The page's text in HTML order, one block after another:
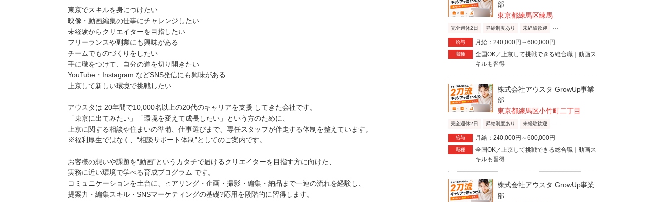
東京でスキルを身につけたい
映像・動画編集の仕事にチャレンジしたい
未経験からクリエイターを目指したい
フリーランスや副業にも興味がある
チームでものづくりをしたい
手に職をつけて、自分の道を切り開きたい
YouTube・Instagram などSNS発信にも興味がある
上京して新しい環境で挑戦したい
アウスタは 20年間で10,000名以上の20代のキャリアを支援 してきた会社です。
「東京に出てみたい」「環境を変えて成長したい」という方のために、
上京に関する相談や住まいの準備、仕事選びまで、専任スタッフが伴走する体制を整えています。
※福利厚生ではなく、“相談サポート体制”としてのご案内です。
お客様の想いや課題を“動画”というカタチで届けるクリエイターを目指す方に向けた、
実務に近い環境で学べる育成プログラム です。
コミュニケーションを土台に、ヒアリング・企画・撮影・編集・納品まで一連の流れを経験し、
提案力・編集スキル・SNSマーケティングの基礎?応用を段階的に習得します。
部
東京都練馬区練馬
完全週休2日 昇給制度あり 未経験歓迎
給与 月給：240,000円～600,000円
職種
全国OK／上京して挑戦できる総合職｜動画ス
キルも習得
株式会社アウスタ GrowUp事業
部
東京都練馬区小竹町二丁目
完全週休2日 昇給制度あり 未経験歓迎
給与 月給：240,000円～600,000円
職種
全国OK／上京して挑戦できる総合職｜動画ス
キルも習得
株式会社アウスタ GrowUp事業
部